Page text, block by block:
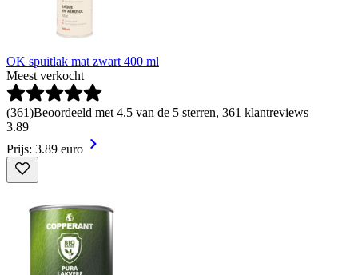
OK spuitlak mat zwart 400 ml
Meest verkocht
(361)Beoordeeld met 4.5 van de 5 sterren, 361 klantreviews
3.89
Prijs: 3.89 euro